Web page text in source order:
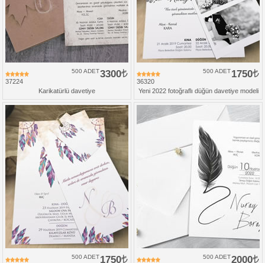
37224
3300
500 ADET
Karikatürlü davetiye
36320
1750
500 ADET
Yeni 2022 fotoğraflı düğün davetiye modeli
1750
500 ADET 2000
500 ADET